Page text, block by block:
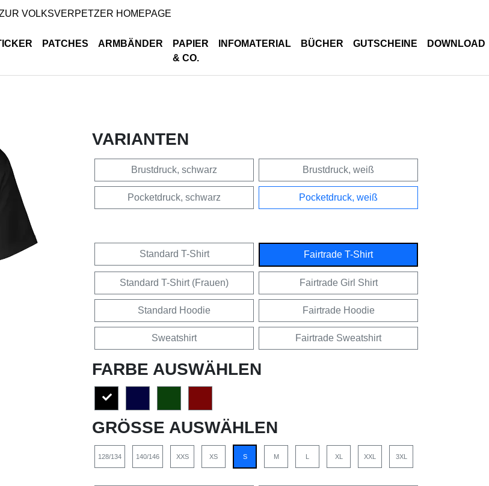
VOLKSVERPETZER HOMEPAGE
PATCHES ARMBÄNDER
PAPIER
& CO.
INFOMATERIAL BÜCHER GUTSCHEINE DOWNLOAD
VARIANTEN
Brustdruck, schwarz Brustdruck, weiß
Pocketdruck, schwarz Pocketdruck, weiß
Standard T-Shirt Fairtrade T-Shirt
Standard T-Shirt (Frauen) Fairtrade Girl Shirt
Standard Hoodie Fairtrade Hoodie
Sweatshirt Fairtrade Sweatshirt
FARBE AUSWÄHLEN
GRÖSSE AUSWÄHLEN
128/134 140/146 XXS XS S M L XL XXL 3XL